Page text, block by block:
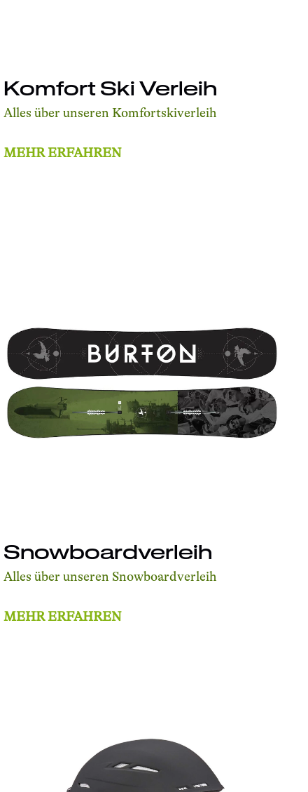
Komfort Ski Verleih
Alles über unseren Komfortskiverleih
MEHR ERFAHREN
Snowboardverleih
Alles über unseren Snowboardverleih
MEHR ERFAHREN